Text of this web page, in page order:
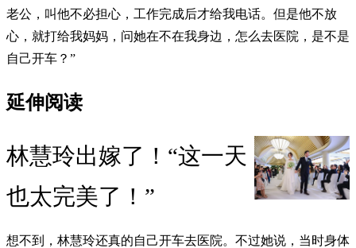
老公，叫他不必担心，工作完成后才给我电话。但是他不放
心，就打给我妈妈，问她在不在我身边，怎么去医院，是不是
自己开车？”
延伸阅读
林慧玲出嫁了！“这一天
也太完美了！”
想不到，林慧玲还真的自己开车去医院。不过她说，当时身体